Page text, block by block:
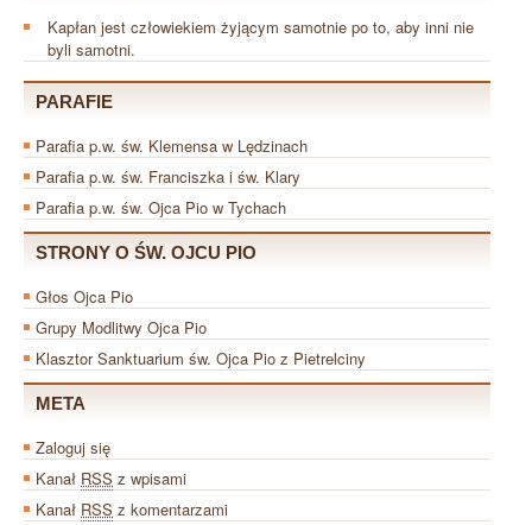
Kapłan jest człowiekiem żyjącym samotnie po to, aby inni nie
byli samotni.
PARAFIE
Parafia p.w. św. Klemensa w Lędzinach
Parafia p.w. św. Franciszka i św. Klary
Parafia p.w. św. Ojca Pio w Tychach
STRONY O ŚW. OJCU PIO
Głos Ojca Pio
Grupy Modlitwy Ojca Pio
Klasztor Sanktuarium św. Ojca Pio z Pietrelciny
META
Zaloguj się
Kanał RSS z wpisami
Kanał RSS z komentarzami